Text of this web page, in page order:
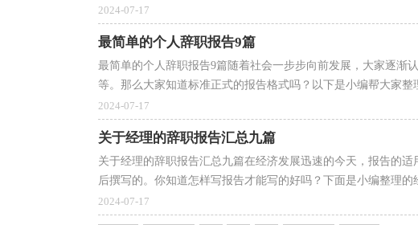
2024-07-17
最简单的个人辞职报告9篇
最简单的个人辞职报告9篇随着社会一步步向前发展，大家逐渐
等。那么大家知道标准正式的报告格式吗？以下是小编帮大家整
2024-07-17
关于经理的辞职报告汇总九篇
关于经理的辞职报告汇总九篇在经济发展迅速的今天，报告的
后撰写的。你知道怎样写报告才能写的好吗？下面是小编整理的
2024-07-17